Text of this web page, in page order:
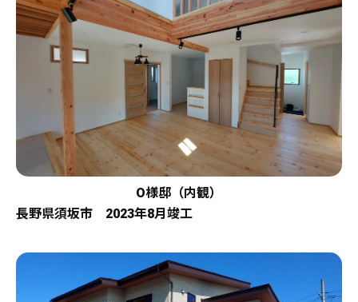
O様邸（内観）
長野県須坂市 2023年8月竣工